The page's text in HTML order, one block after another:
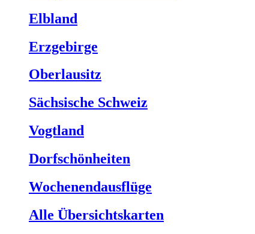
Elbland
Erzgebirge
Oberlausitz
Sächsische Schweiz
Vogtland
Dorfschönheiten
Wochenendausflüge
Alle Übersichtskarten